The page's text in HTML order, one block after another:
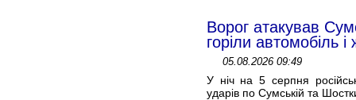
Ворог атакував
горіли автомобіль
05.08.2026 09:49
У ніч на 5 серпня
ударів по Сумській та